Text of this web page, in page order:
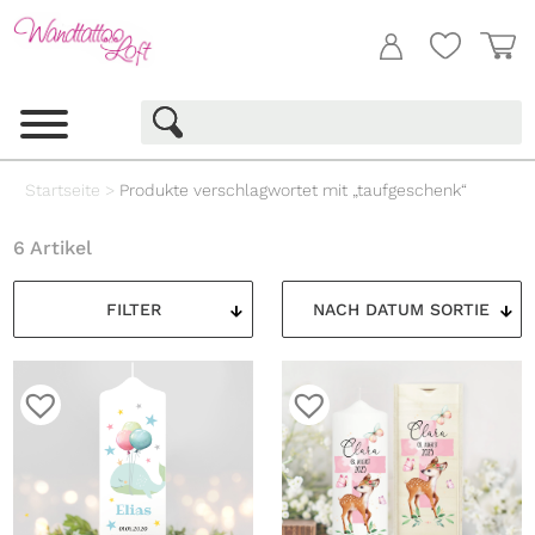
Startseite > Produkte verschlagwortet mit „taufgeschenk“
FILTER
6 Artikel